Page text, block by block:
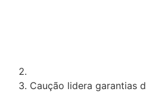
Caução lidera garantias